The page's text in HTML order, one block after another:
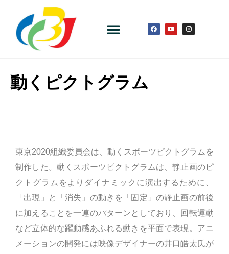
動くピクトグラム
東京2020組織委員会は、動くスポーツピクトグラムを
制作した。動くスポーツピクトグラムは、静止画のピ
クトグラムをよりダイナミックに演出するために、
「出現」と「消失」の動きを「固定」の静止画の前後
に加えることを一連のパターンとしており、回転運動
など立体的な躍動感あふれる動きを平面で表現。アニ
メーションの開発には映像デザイナーの井口皓太氏が